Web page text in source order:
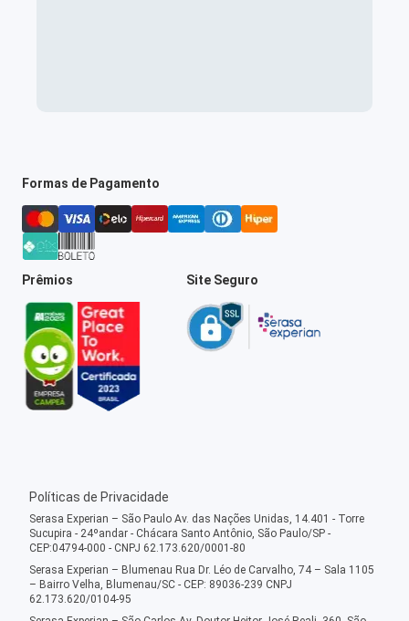
Formas de Pagamento
Prêmios Site Seguro
Políticas de Privacidade
Serasa Experian – São Paulo Av. das Nações Unidas, 14.401 - Torre
Sucupira - 24ºandar - Chácara Santo Antônio, São Paulo/SP -
CEP:04794-000 - CNPJ 62.173.620/0001-80
Serasa Experian – Blumenau Rua Dr. Léo de Carvalho, 74 – Sala 1105
– Bairro Velha, Blumenau/SC - CEP: 89036-239 CNPJ
62.173.620/0104-95